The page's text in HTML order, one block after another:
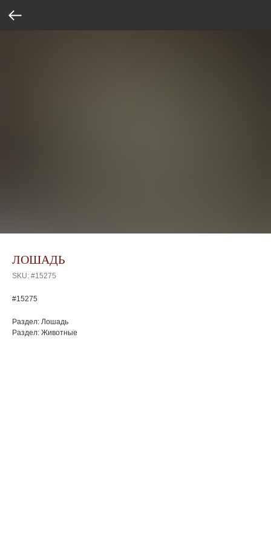
ЛОШАДЬ
SKU: #15275
#15275
Раздел: Лошадь
Раздел: Животные